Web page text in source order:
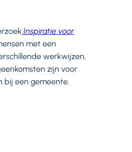
Inspiratie voor
met een
werkwijzen,
zijn voor
bij een gemeente.